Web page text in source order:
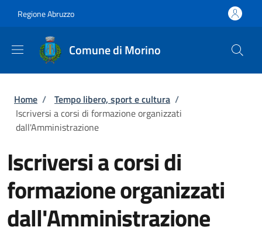
Regione Abruzzo
Comune di Morino
Briciole di pane
Home / Tempo libero, sport e cultura /
Iscriversi a corsi di formazione organizzati
dall'Amministrazione
Iscriversi a corsi di
formazione organizzati
dall'Amministrazione